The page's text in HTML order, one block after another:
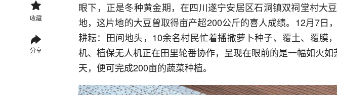
收藏
分享
眼下，正是冬种黄金期，在四川遂宁安居区石洞镇双祠堂村大
地，这片地的大豆曾取得亩产超200公斤的喜人成绩。12月7日
耕耘：田间地头，10余名村民忙着播撒萝卜种子、覆土、覆膜
机、植保无人机正在田里轮番协作，呈现在眼前的是一幅如火
天，便可完成200亩的蔬菜种植。